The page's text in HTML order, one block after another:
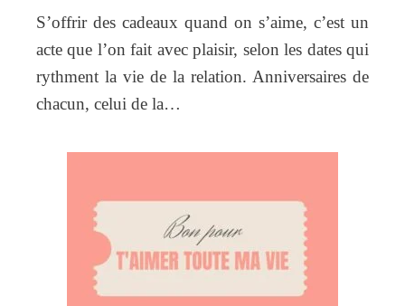
S’offrir des cadeaux quand on s’aime, c’est un
acte que l’on fait avec plaisir, selon les dates qui
rythment la vie de la relation. Anniversaires de
chacun, celui de la…